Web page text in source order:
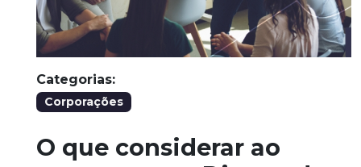
Categorias:
Corporações
O que considerar ao